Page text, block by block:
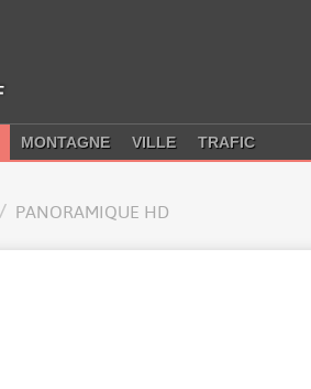
MONTAGNE VILLE TRAFIC
PANORAMIQUE HD